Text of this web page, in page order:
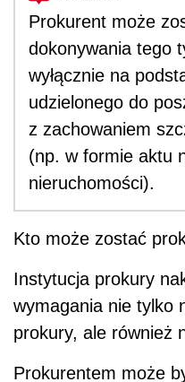
Prokurent może
dokonywania tego
wyłącznie na
udzielonego do
z zachowaniem
(np. w formie aktu
nieruchomości).
Kto może zostać
Instytucja prokury
wymagania nie tylko
prokury, ale również
Prokurentem może